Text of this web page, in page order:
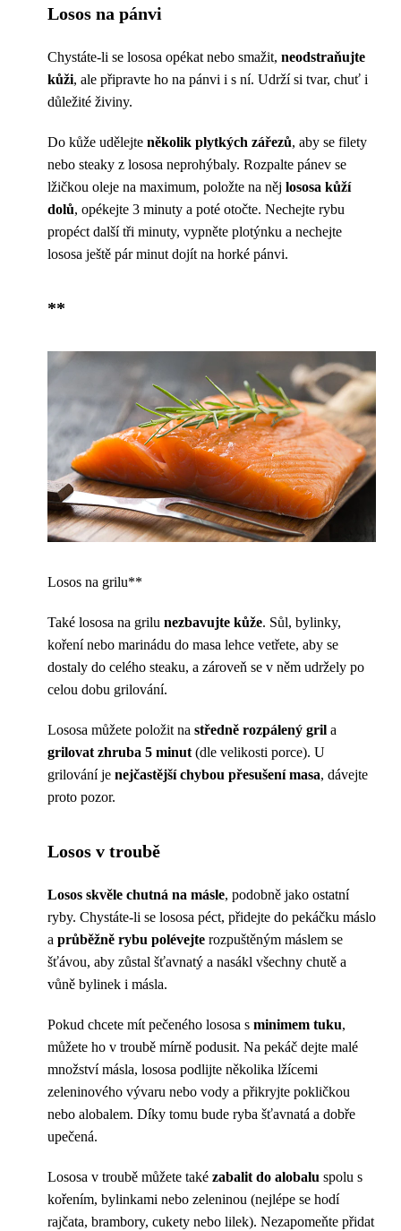
Losos na pánvi
Chystáte-li se lososa opékat nebo smažit, neodstraňujte
kůži, ale připravte ho na pánvi i s ní. Udrží si tvar, chuť i
důležité živiny.
Do kůže udělejte několik plytkých zářezů, aby se filety
nebo steaky z lososa neprohýbaly. Rozpalte pánev se
lžičkou oleje na maximum, položte na něj lososa kůží
dolů, opékejte 3 minuty a poté otočte. Nechejte rybu
propéct další tři minuty, vypněte plotýnku a nechejte
lososa ještě pár minut dojít na horké pánvi.
**
Losos na grilu**
Také lososa na grilu nezbavujte kůže. Sůl, bylinky,
koření nebo marinádu do masa lehce vetřete, aby se
dostaly do celého steaku, a zároveň se v něm udržely po
celou dobu grilování.
Lososa můžete položit na středně rozpálený gril a
grilovat zhruba 5 minut (dle velikosti porce). U
grilování je nejčastější chybou přesušení masa, dávejte
proto pozor.
Losos v troubě
Losos skvěle chutná na másle, podobně jako ostatní
ryby. Chystáte-li se lososa péct, přidejte do pekáčku máslo
a průběžně rybu polévejte rozpuštěným máslem se
šťávou, aby zůstal šťavnatý a nasákl všechny chutě a
vůně bylinek i másla.
Pokud chcete mít pečeného lososa s minimem tuku,
můžete ho v troubě mírně podusit. Na pekáč dejte malé
množství másla, lososa podlijte několika lžícemi
zeleninového vývaru nebo vody a přikryjte pokličkou
nebo alobalem. Díky tomu bude ryba šťavnatá a dobře
upečená.
Lososa v troubě můžete také zabalit do alobalu spolu s
kořením, bylinkami nebo zeleninou (nejlépe se hodí
rajčata, brambory, cukety nebo lilek). Nezapomeňte přidat